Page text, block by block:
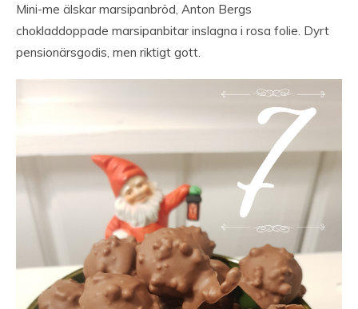
Mini-me älskar marsipanbröd, Anton Bergs
chokladdoppade marsipanbitar inslagna i rosa folie. Dyrt
pensionärsgodis, men riktigt gott.